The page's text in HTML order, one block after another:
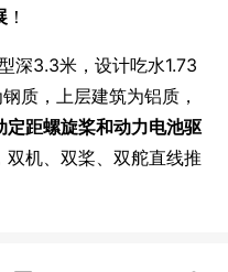
！
深3.3米，设计吃水1.73
质，上层建筑为铝质，
定距螺旋桨和动力电池驱
双机、双桨、双舵直线推